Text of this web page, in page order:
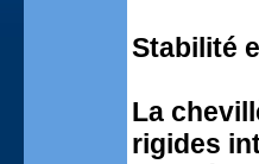
Stabilité
La
rigides